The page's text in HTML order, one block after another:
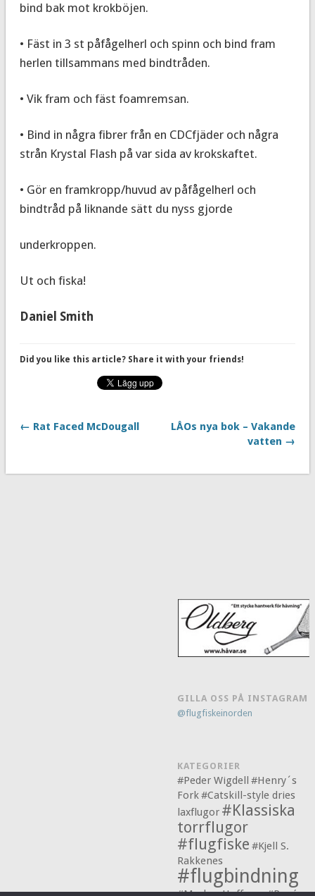
bind bak mot krokböjen.
• Fäst in 3 st påfågelherl och spinn och bind fram
herlen tillsammans med bindtråden.
• Vik fram och fäst foamremsan.
• Bind in några fibrer från en CDCfjäder och några
strån Krystal Flash på var sida av krokskaftet.
• Gör en framkropp/huvud av påfågelherl och
bindtråd på liknande sätt du nyss gjorde
underkroppen.
Ut och fiska!
Daniel Smith
Did you like this article? Share it with your friends!
← Rat Faced McDougall
LÅOs nya bok – Vakande
vatten →
GILLA OSS PÅ INSTAGRAM
@flugfiskeinorden
KATEGORIER
#Peder Wigdell #Henry´s
Fork#Catskill-style dries
laxflugor #Klassiska
torrflugor
#flugfiske #Kjell S.
Rakkenes
#flugbindning